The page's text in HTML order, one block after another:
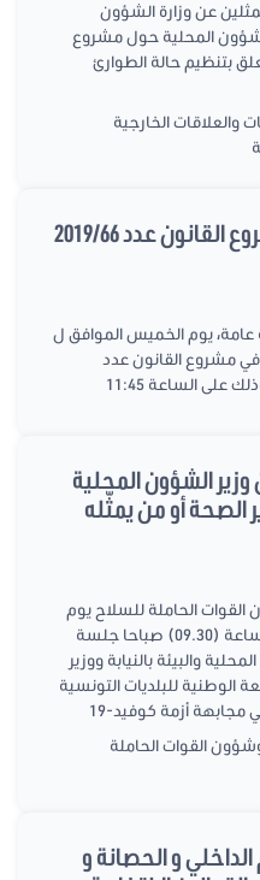
عن وزارة الشؤون
المحلية حول مشروع
أساسي عدد 2021/045 يتعلق بتنظيم حالة الطوارئ
والعلاقات الخارجية
مواصلة النظر في مشروع القانون عدد 2019/66
يوم الخميس الموافق ل
النظر في مشروع القانون عدد
الشؤون المحلية
الصحة أو من يمثّله
الحاملة للسلاح يوم
الخميس 15 جويلية 2021 على الساعة (09.30) صباحا جلسة
والبيئة بالنيابة ووزير
الوطنية للبلديات التونسية
أزمة كوفيد-19
القوات الحاملة
و الحصانة و